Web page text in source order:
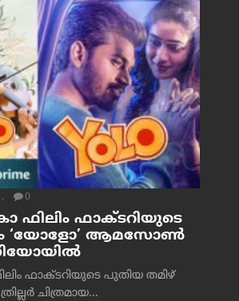
. 0
ഫിലിം ഫാക്ടറിയുടെ
‘യോളോ’ ആമസോൺ
ഫാക്ടറിയുടെ പുതിയ തമിഴ്
ചിത്രമായ...